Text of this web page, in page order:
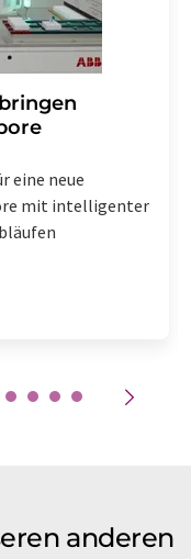
eine neue
mit intelligenter
anderen